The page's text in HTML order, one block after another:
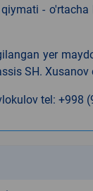
-
yer
SH. Xusanov
tel: +998